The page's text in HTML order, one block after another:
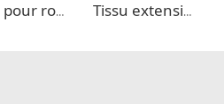
tissu pour robe 100 % Lyocell aspect lin Tissu extensible aspect denim TR